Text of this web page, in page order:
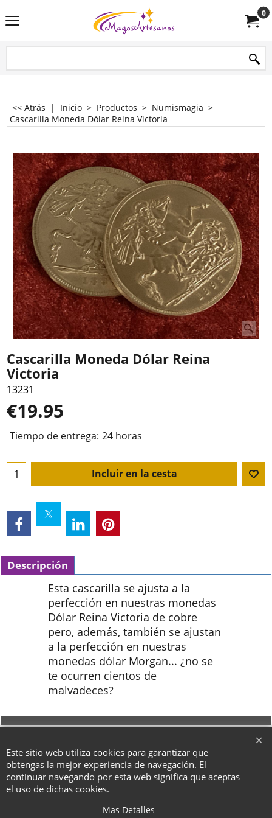
0
<< Atrás | Inicio > Productos > Numismagia >
Cascarilla Moneda Dólar Reina Victoria
Cascarilla Moneda Dólar Reina
Victoria
13231
€19.95
Tiempo de entrega: 24 horas
Incluir en la cesta
Descripción
Esta cascarilla se ajusta a la
perfección en nuestras monedas
Dólar Reina Victoria de cobre
pero, además, también se ajustan
a la perfección en nuestras
monedas dólar Morgan... ¿no se
te ocurren cientos de
malvadeces?
Este sitio web utiliza cookies para garantizar que
obtengas la mejor experiencia de navegación. El
continuar navegando por esta web significa que aceptas
el uso de dichas cookies.
Mas Detalles